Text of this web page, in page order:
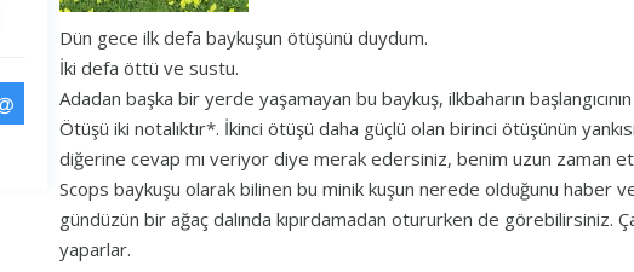
Dün gece ilk defa baykuşun ötüşünü duydum.
İki defa öttü ve sustu.
Adadan başka bir yerde yaşamayan bu baykuş, ilkbaharın
Ötüşü iki notalıktır*. İkinci ötüşü daha güçlü olan birinci ötüşünün
diğerine cevap mı veriyor diye merak edersiniz, benim uzun zaman
Scops baykuşu olarak bilinen bu minik kuşun nerede olduğunu haber
gündüzün bir ağaç dalında kıpırdamadan otururken de görebilirsiniz.
yaparlar.